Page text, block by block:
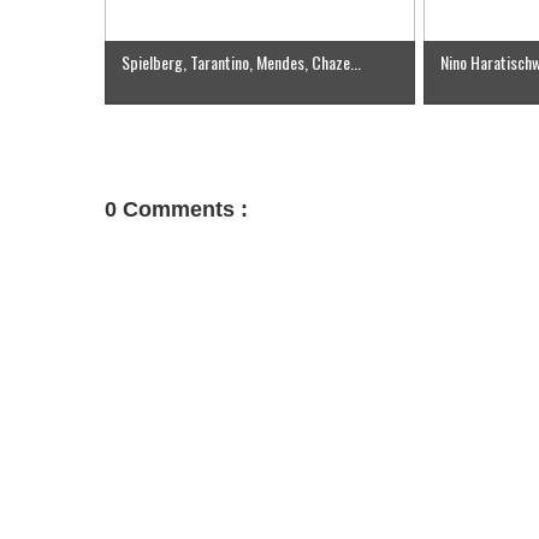
Spielberg, Tarantino, Mendes, Chaze... Nino
0 Comments :